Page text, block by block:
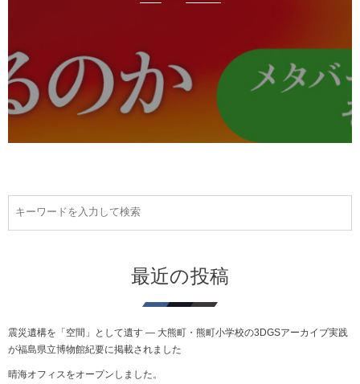
最近の投稿
震災遺構を「空間」として遺す ― 大熊町・熊町小学校の3DGSアーカイブ実践
が福島県立博物館紀要に掲載されました
晴海オフィスをオープンしました。